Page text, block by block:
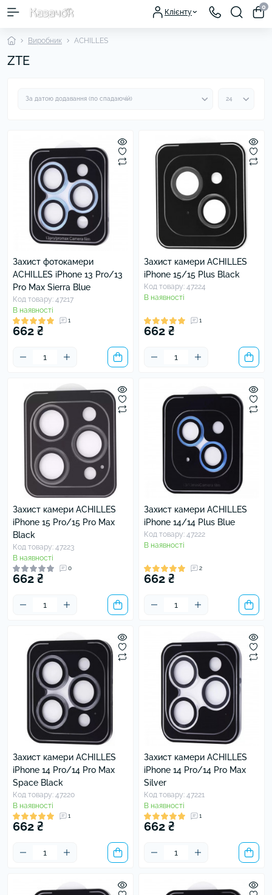
Клієнту
0
Виробник ACHILLES
ZTE
Захист фотокамери
ACHILLES iPhone 13 Pro/13
Pro Max Sierra Blue
Код товару: 47217
В наявності
1
662 ₴
Захист камери ACHILLES
iPhone 15/15 Plus Black
Код товару: 47224
В наявності
1
662 ₴
Захист камери ACHILLES
iPhone 15 Pro/15 Pro Max
Black
Код товару: 47223
В наявності
0
662 ₴
Захист камери ACHILLES
iPhone 14/14 Plus Blue
Код товару: 47222
В наявності
2
662 ₴
Захист камери ACHILLES
iPhone 14 Pro/14 Pro Max
Space Black
Код товару: 47220
В наявності
1
662 ₴
Захист камери ACHILLES
iPhone 14 Pro/14 Pro Max
Silver
Код товару: 47221
В наявності
1
662 ₴